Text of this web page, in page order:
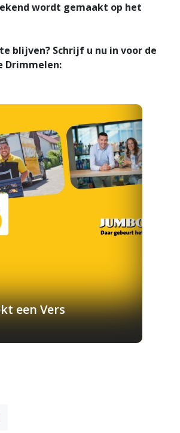
wordt gemaakt op het
blijven? Schrijf u nu in voor de
Drimmelen:
een Vers